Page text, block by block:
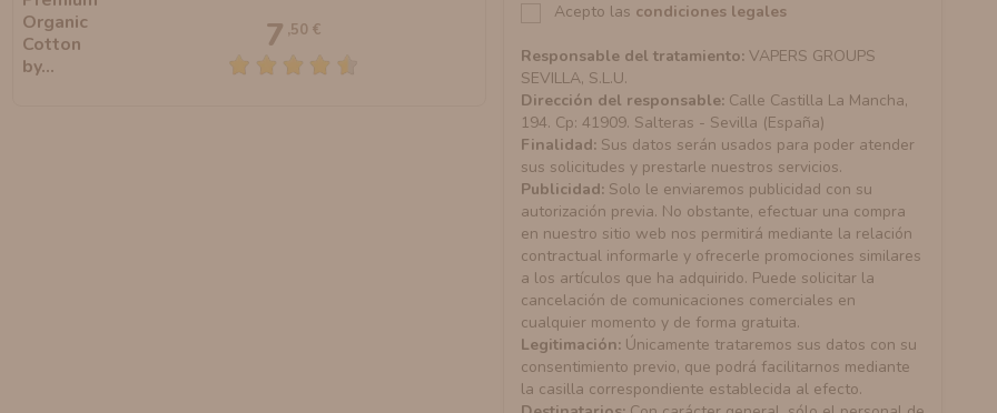
7 ,50 €
Acepto las condiciones legales
Responsable del tratamiento:VAPERS GROUPS
SEVILLA, S.L.U.
Dirección del responsable:Calle Castilla La Mancha,
194. Cp: 41909. Salteras - Sevilla (España)
Finalidad:Sus datos serán usados para poder atender
sus solicitudes y prestarle nuestros servicios.
Publicidad:Solo le enviaremos publicidad con su
autorización previa. No obstante, efectuar una compra
en nuestro sitio web nos permitirá mediante la relación
contractual informarle y ofrecerle promociones similares
a los artículos que ha adquirido. Puede solicitar la
cancelación de comunicaciones comerciales en
cualquier momento y de forma gratuita.
Legitimación:Únicamente trataremos sus datos con su
consentimiento previo, que podrá facilitarnos mediante
la casilla correspondiente establecida al efecto.